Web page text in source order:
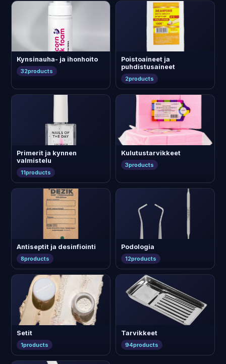
Kynsinauha- ja ihonhoito
32products
Poistoaineet ja
puhdistusaineet
2products
Primerit ja kynnen
valmistelu
11products
Kulutustarvikkeet
3products
Antiseptit ja desinfiointi
8products
Podologia
12products
Setit
1products
Tarvikkeet
94products